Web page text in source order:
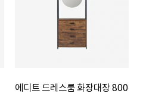
에디트 드레스룸 화장대장 800